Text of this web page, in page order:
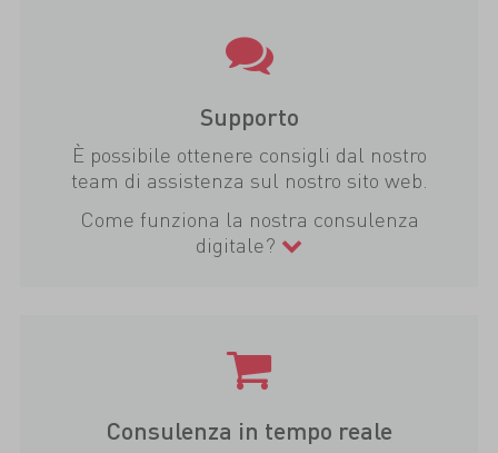
Supporto
È possibile ottenere consigli dal nostro
team di assistenza sul nostro sito web.
Come funziona la nostra consulenza
digitale?
Consulenza in tempo reale